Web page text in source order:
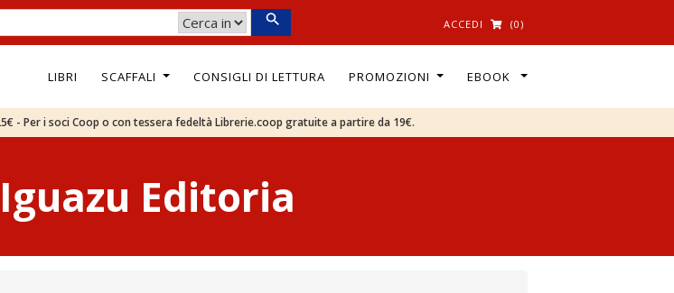
ACCEDI (0)
LIBRI SCAFFALI CONSIGLI DI LETTURA PROMOZIONI EBOOK
- Per i soci Coop o con tessera fedeltà Librerie.coop gratuite a partire da 19€.
Editoria